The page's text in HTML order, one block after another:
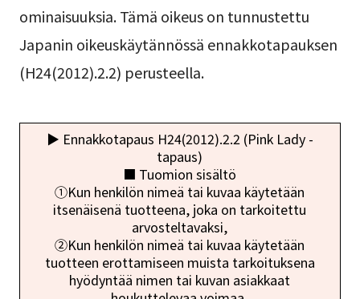
ominaisuuksia. Tämä oikeus on tunnustettu
Japanin oikeuskäytännössä ennakkotapauksen
(H24(2012).2.2) perusteella.
▶︎ Ennakkotapaus H24(2012).2.2 (Pink Lady -
tapaus)
■ Tuomion sisältö
①Kun henkilön nimeä tai kuvaa käytetään
itsenäisenä tuotteena, joka on tarkoitettu
arvosteltavaksi,
②Kun henkilön nimeä tai kuvaa käytetään
tuotteen erottamiseen muista tarkoituksena
hyödyntää nimen tai kuvan asiakkaat